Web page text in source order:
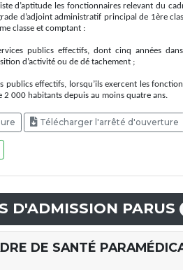
d’aptitude les fonctionnaires relevant du
d’adjoint administratif principal de 1ère
classe et comptant :
publics effectifs, dont cinq années
d’activité ou de dé tachement ;
publics effectifs, lorsqu’ils exercent les
2 000 habitants depuis au moins quatre ans.
Télécharger l'arrêté d'ouverture
D'ADMISSION PARUS
DE SANTÉ